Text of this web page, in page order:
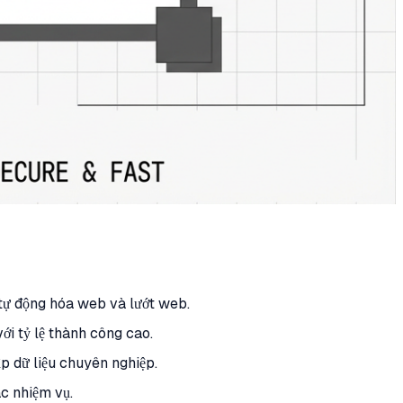
động hóa web và lướt web.
tỷ lệ thành công cao.
dữ liệu chuyên nghiệp.
nhiệm vụ.